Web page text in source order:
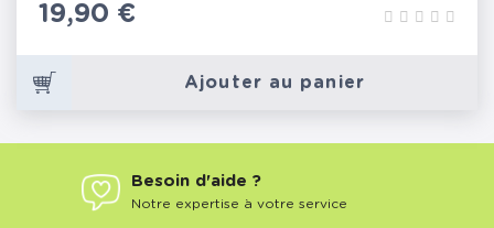
Prix
19,90 €
Ajouter au panier
Besoin d'aide ?
Notre expertise à votre service